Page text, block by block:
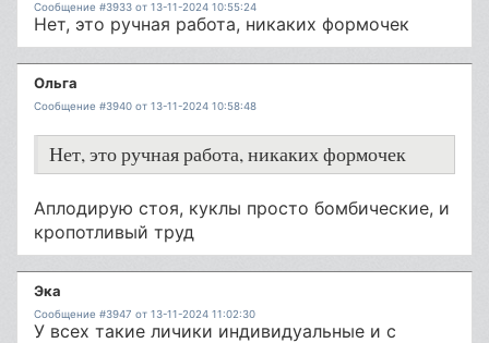
Сообщение #3933 от 13-11-2024 10:55:24
Нет, это ручная работа, никаких формочек
Ольга
Сообщение #3940 от 13-11-2024 10:58:48
Нет, это ручная работа, никаких формочек
Аплодирую стоя, куклы просто бомбические, и
кропотливый труд
Эка
Сообщение #3947 от 13-11-2024 11:02:30
У всех такие личики индивидуальные и с